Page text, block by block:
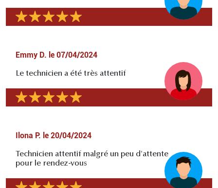
Emmy D. le 07/04/2024
Le technicien a été très attentif
Ilona P. le 20/04/2024
Technicien attentif malgré un peu d'attente
pour le rendez-vous